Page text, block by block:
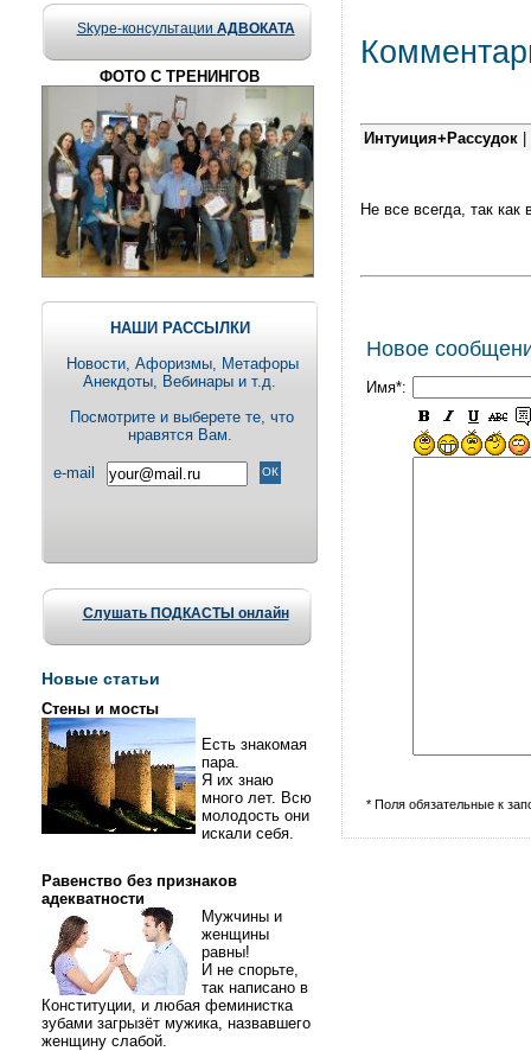
Skype-консультации АДВОКАТА
ФОТО С ТРЕНИНГОВ
НАШИ РАССЫЛКИ
Новости, Aфоризмы, Метафоры
Анекдоты, Вебинары и т.д.
Посмотрите и выберете те, что
нравятся Вам.
e-mail
Слушать ПОДКАСТЫ онлайн
Новые статьи
Стены и мосты
Есть знакомая
пара.
Я их знаю
много лет. Всю
молодость они
искали себя.
Равенство без признаков
адекватности
Мужчины и
женщины
равны!
И не спорьте,
так написано в
Конституции, и любая феминистка
зубами загрызёт мужика, назвавшего
женщину слабой.
Интуиция+Рассудок
Не все всегда, так
Новое
Имя*:
* Поля обязательные к